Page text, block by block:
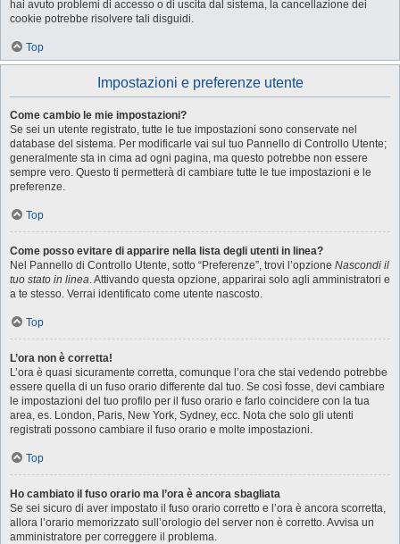
hai avuto problemi di accesso o di uscita dal sistema, la cancellazione dei
cookie potrebbe risolvere tali disguidi.
Top
Impostazioni e preferenze utente
Come cambio le mie impostazioni?
Se sei un utente registrato, tutte le tue impostazioni sono conservate nel
database del sistema. Per modificarle vai sul tuo Pannello di Controllo Utente;
generalmente sta in cima ad ogni pagina, ma questo potrebbe non essere
sempre vero. Questo ti permetterà di cambiare tutte le tue impostazioni e le
preferenze.
Top
Come posso evitare di apparire nella lista degli utenti in linea?
Nel Pannello di Controllo Utente, sotto “Preferenze”, trovi l’opzione Nascondi il
tuo stato in linea. Attivando questa opzione, apparirai solo agli amministratori e
a te stesso. Verrai identificato come utente nascosto.
Top
L’ora non è corretta!
L’ora è quasi sicuramente corretta, comunque l’ora che stai vedendo potrebbe
essere quella di un fuso orario differente dal tuo. Se così fosse, devi cambiare
le impostazioni del tuo profilo per il fuso orario e farlo coincidere con la tua
area, es. London, Paris, New York, Sydney, ecc. Nota che solo gli utenti
registrati possono cambiare il fuso orario e molte impostazioni.
Top
Ho cambiato il fuso orario ma l’ora è ancora sbagliata
Se sei sicuro di aver impostato il fuso orario corretto e l’ora è ancora scorretta,
allora l’orario memorizzato sull’orologio del server non è corretto. Avvisa un
amministratore per correggere il problema.